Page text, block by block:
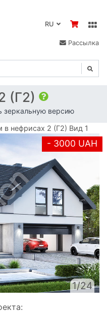
Рассылка
(Г2)
зеркальную версию
нефрисах 2 (Г2) Вид 1
- 3000 UAH
1/24